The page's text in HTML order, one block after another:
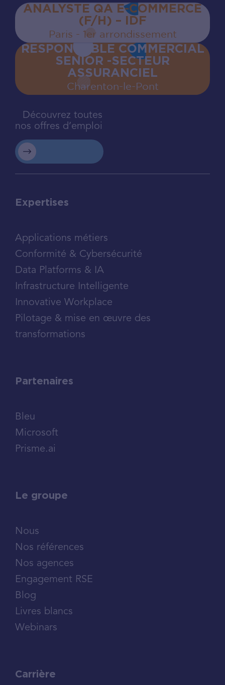
ANALYSTE QA E-COMMERCE
(F/H) – IDF
Paris - 1er arrondissement
RESPONSABLE COMMERCIAL
SENIOR -SECTEUR
ASSURANCIEL
Charenton‍-‍le‍-‍Pont
Découvrez toutes
nos offres d’emploi
Expertises
Applications métiers
Conformité & Cybersécurité
Data Platforms & IA
Infrastructure Intelligente
Innovative Workplace
Pilotage & mise en œuvre des
transformations
Partenaires
Bleu
Microsoft
Prisme.ai
Le groupe
Nous
Nos références
Nos agences
Engagement RSE
Blog
Livres blancs
Webinars
Carrière